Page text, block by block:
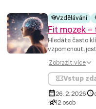
Vzdělávání
Fit mozek
Hledáte často
vzpomenout,
Zobrazit více
Vstup
26. 2. 2026
12 osob